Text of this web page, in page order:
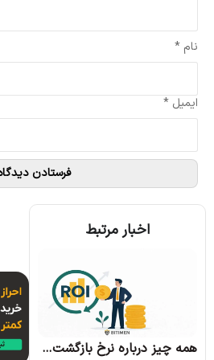
نام *
ایمیل *
اخبار مرتبط
همه چیز درباره نرخ بازگشت سرمایه و نحوه محاسبه آن